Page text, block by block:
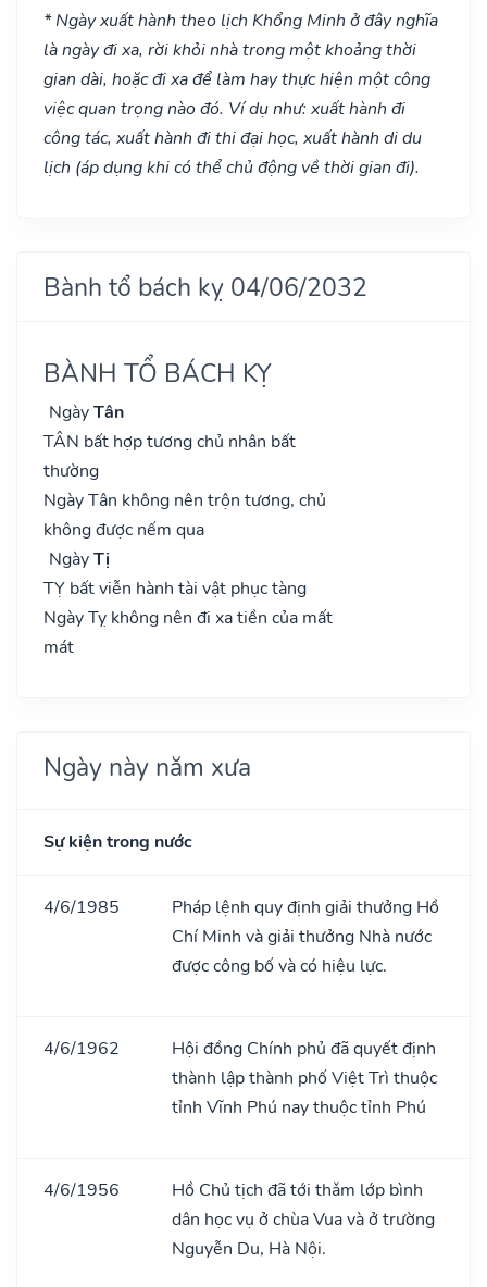
* Ngày xuất hành theo lịch Khổng Minh ở đây nghĩa
là ngày đi xa, rời khỏi nhà trong một khoảng thời
gian dài, hoặc đi xa để làm hay thực hiện một công
việc quan trọng nào đó. Ví dụ như: xuất hành đi
công tác, xuất hành đi thi đại học, xuất hành di du
lịch (áp dụng khi có thể chủ động về thời gian đi).
Bành tổ bách kỵ 04/06/2032
BÀNH TỔ BÁCH KỴ
NgàyTân
TÂN bất hợp tương chủ nhân bất
thường
Ngày Tân không nên trộn tương, chủ
không được nếm qua
NgàyTị
TỴ bất viễn hành tài vật phục tàng
Ngày Tỵ không nên đi xa tiền của mất
mát
Ngày này năm xưa
Sự kiện trong nước
4/6/1985
Pháp lệnh quy định giải thưởng Hồ
Chí Minh và giải thưởng Nhà nước
được công bố và có hiệu lực.
4/6/1962
Hội đồng Chính phủ đã quyết định
thành lập thành phố Việt Trì thuộc
tỉnh Vĩnh Phú nay thuộc tỉnh Phú
4/6/1956
Hồ Chủ tịch đã tới thǎm lớp bình
dân học vụ ở chùa Vua và ở trường
Nguyễn Du, Hà Nội.